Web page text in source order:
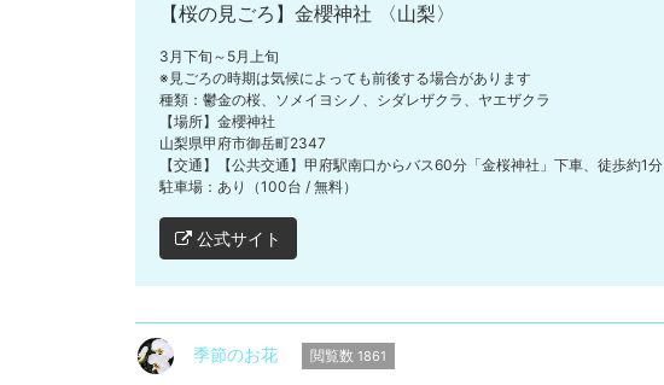
【桜の見ごろ】金櫻神社 〈山梨〉
3月下旬～5月上旬
※見ごろの時期は気候によっても前後する場合があります
種類：鬱金の桜、ソメイヨシノ、シダレザクラ、ヤエザクラ
【場所】金櫻神社
山梨県甲府市御岳町2347
【交通】【公共交通】甲府駅南口からバス60分「金桜神社」下車、徒歩約1分
駐車場：あり（100台 / 無料）
公式サイト
季節のお花 閲覧数 1861